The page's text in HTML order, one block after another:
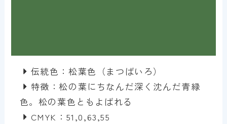
伝統色：松葉色（まつばいろ）
特徴：松の葉にちなんだ深く沈んだ青緑
色。松の葉色ともよばれる
CMYK：51,0,63,55